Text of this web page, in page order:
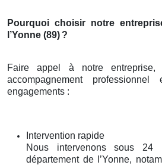
Pourquoi choisir notre
l’Yonne (89) ?
Faire appel à notre entreprise,
accompagnement
engagements :
Intervention rapide
Nous intervenons sous
département de l’Yonne,